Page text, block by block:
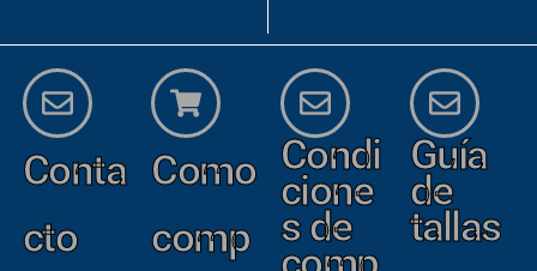
Conta
cto
Como
comp
Condi
cione
s de
Guía
de
tallas